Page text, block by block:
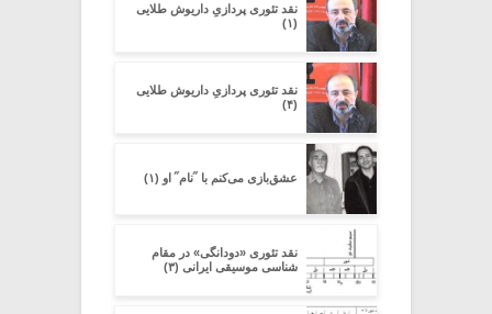
نقد تئوری پردازیِ داریوش طلایی
(۱)
نقد تئوری پردازیِ داریوش طلایی
(۴)
عشق‌بازی می‌کنم با ˝نام˝ او (۱)
نقد تئوری «دودانگی» در مقام
شناسی موسیقی ایرانی (۳)